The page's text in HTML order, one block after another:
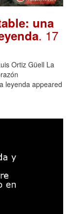
una
. 17
Ortiz Güell La
leyenda appeared